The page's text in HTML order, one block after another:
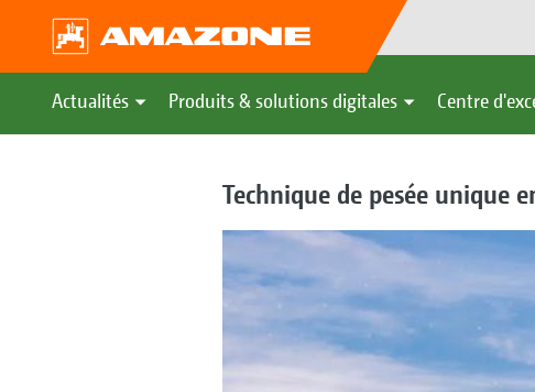
Actualités Produits & solutions digitales Centre
Technique de pesée unique